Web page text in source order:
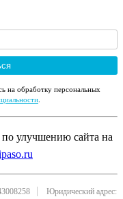
на обработку персональных
.
улучшению сайта на
Юридический адрес: